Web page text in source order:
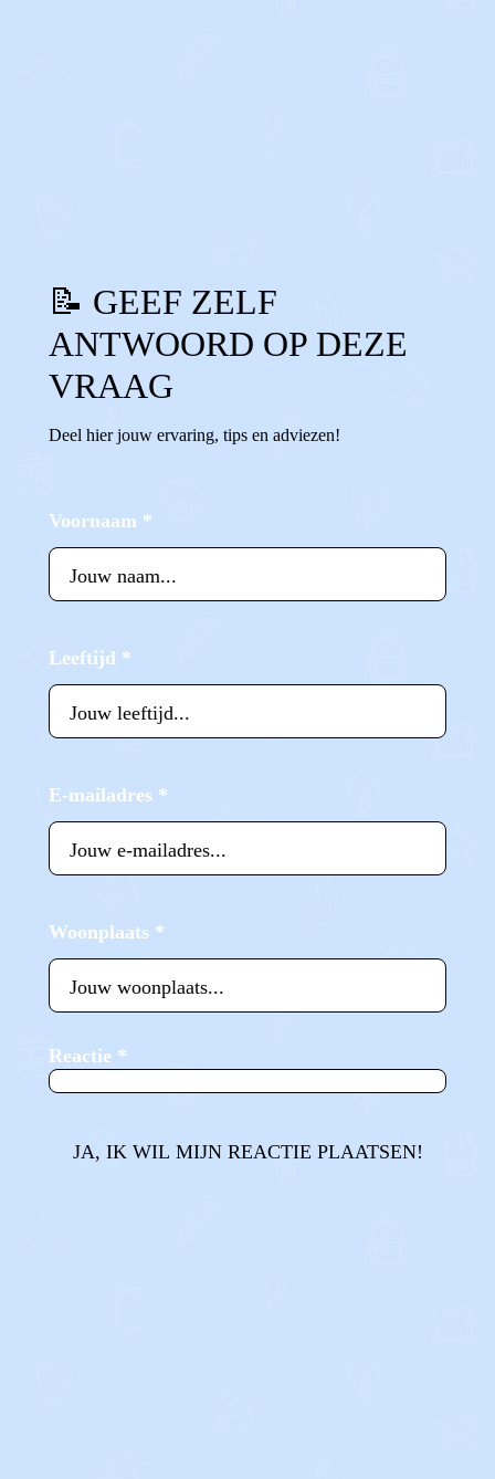
📝 GEEF ZELF
ANTWOORD OP DEZE
VRAAG
Deel hier jouw ervaring, tips en adviezen!
Voornaam *
Leeftijd *
E-mailadres *
Woonplaats *
Reactie *
JA, IK WIL MIJN REACTIE PLAATSEN!